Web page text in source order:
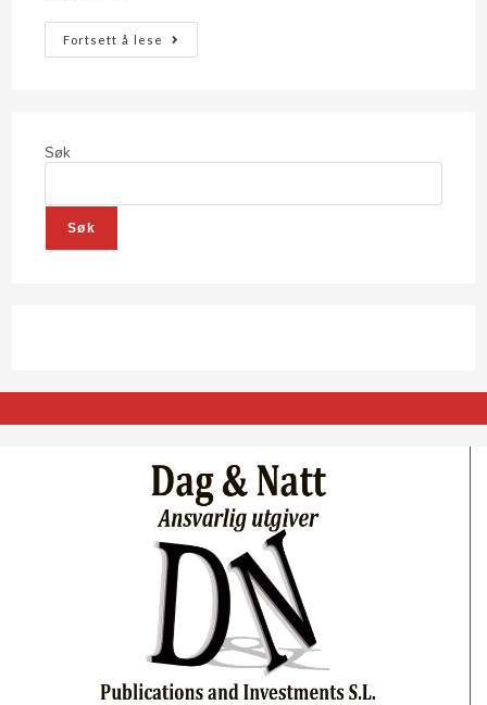
Fortsett å lese
Søk
Søk